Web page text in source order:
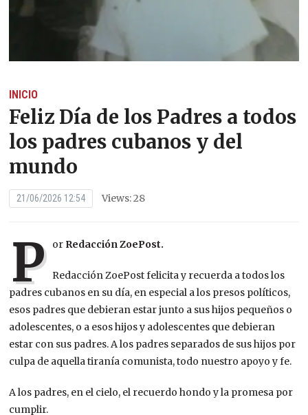
INICIO
Feliz Día de los Padres a todos
los padres cubanos y del
mundo
21/06/2026 12:54 Views: 28
P or Redacción ZoePost.
Redacción ZoePost felicita y recuerda a todos los
padres cubanos en su día, en especial a los presos políticos,
esos padres que debieran estar junto a sus hijos pequeños o
adolescentes, o a esos hijos y adolescentes que debieran
estar con sus padres. A los padres separados de sus hijos por
culpa de aquella tiranía comunista, todo nuestro apoyo y fe.
A los padres, en el cielo, el recuerdo hondo y la promesa por
cumplir.